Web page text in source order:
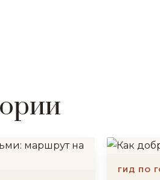
ГИД ПО